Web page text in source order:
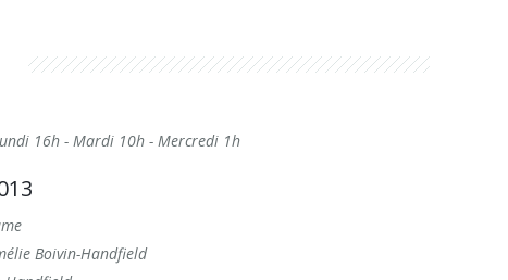
16h - Mardi 10h - Mercredi 1h
Boivin-Handfield